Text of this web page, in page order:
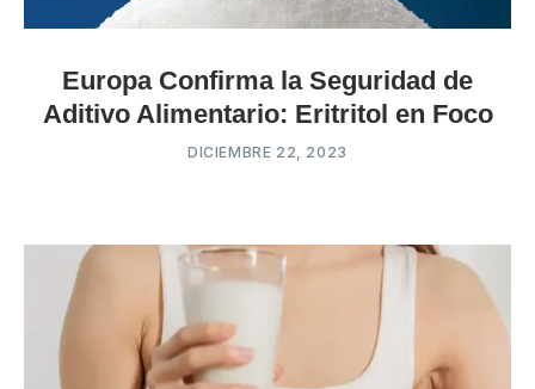
Europa Confirma la Seguridad de
Aditivo Alimentario: Eritritol en Foco
DICIEMBRE 22, 2023